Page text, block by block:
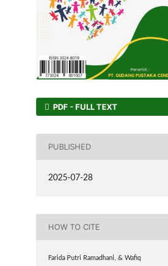
PDF - FULL TEXT
PUBLISHED
2025-07-28
HOW TO CITE
Farida Putri Ramadhani, & Wafiq